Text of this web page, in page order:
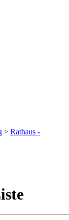
> Rathaus -